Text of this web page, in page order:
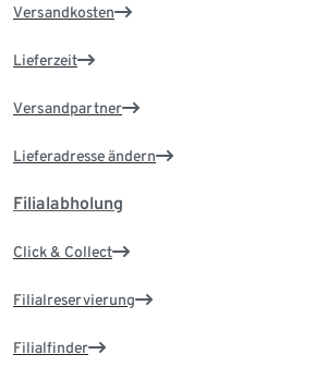
Versandkosten
Lieferzeit
Versandpartner
Lieferadresse ändern
Filialabholung
Click & Collect
Filialreservierung
Filialfinder